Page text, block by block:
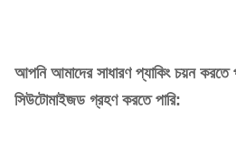
নমুনা:
আপনি আমাদের সাধারণ প্যাকিং চয়ন করতে
সিউটোমাইজড গ্রহণ করতে পারি: